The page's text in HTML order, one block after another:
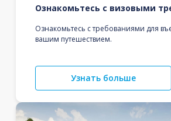
Ознакомьтесь с визовыми
Ознакомьтесь с требованиями для
вашим путешествием.
Узнать больше